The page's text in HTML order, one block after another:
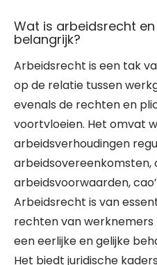
Wat is arbeidsrecht
belangrijk?
Arbeidsrecht is een tak
op de relatie tussen
evenals de rechten en
voortvloeien. Het omvat
arbeidsverhoudingen
arbeidsovereenkomsten,
arbeidsvoorwaarden,
Arbeidsrecht is van
rechten van
een eerlijke en gelijke
Het biedt juridische